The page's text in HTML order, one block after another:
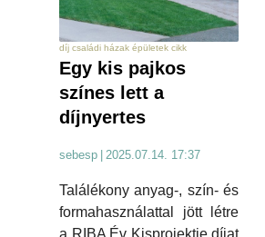
díj családi házak épületek cikk
Egy kis pajkos
színes lett a
díjnyertes
sebesp 2025.07.14. 17:37
Találékony anyag-, szín- és
formahasználattal jött létre
a RIBA Év Kisprojektje díjat